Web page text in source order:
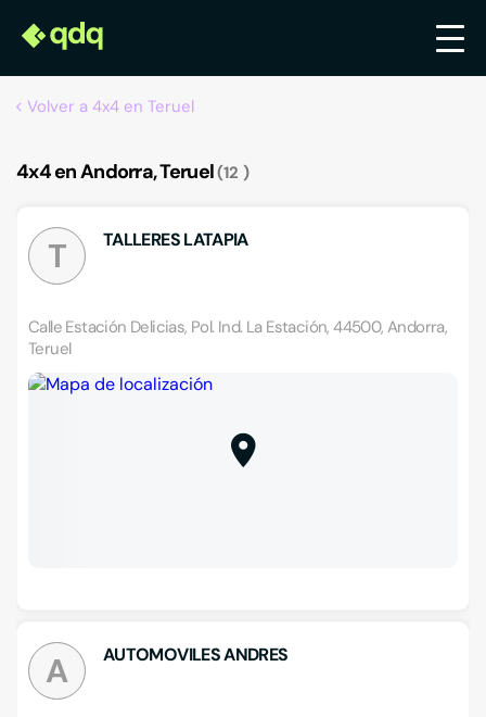
Volver a 4x4 en Teruel
4x4 en Andorra, Teruel 12
T TALLERES LATAPIA
Calle Estación Delicias, Pol. Ind. La Estación, 44500, Andorra,
Teruel
A AUTOMOVILES ANDRES